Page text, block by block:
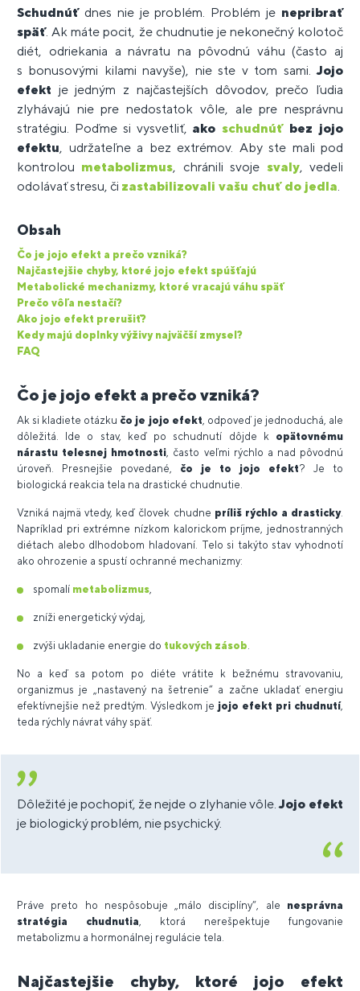
Schudnúťdnes nie je problém. Problém je nepribrať
späť. Ak máte pocit, že chudnutie je nekonečný kolotoč
diét, odriekania a návratu na pôvodnú váhu (často aj
s bonusovými kilami navyše), nie ste v tom sami.Jojo
efekt je jedným z najčastejších dôvodov, prečo ľudia
zlyhávajú nie pre nedostatok vôle, ale pre nesprávnu
stratégiu. Poďme si vysvetliť, akoschudnúťbez jojo
efektu, udržateľne a bez extrémov. Aby ste mali pod
kontrolou metabolizmus, chránili svoje svaly, vedeli
odolávať stresu, či zastabilizovali vašu chuť do jedla
Obsah
Čo je jojo efekt a prečo vzniká?
Najčastejšie chyby, ktoré jojo efekt spúšťajú
Metabolické mechanizmy, ktoré vracajú váhu späť
Prečo vôľa nestačí?
Ako jojo efekt prerušiť?
Kedy majú doplnky výživy najväčší zmysel?
FAQ
Čo je jojo efekt a prečo vzniká?
Ak si kladiete otázku čo je jojo efekt , odpoveď je jednoduchá, ale
dôležitá. Ide o stav, keď po schudnutí dôjde k opätovnému
nárastu telesnej hmotnosti , často veľmi rýchlo a nad pôvodnú
úroveň. Presnejšie povedané, čo je to jojo efekt? Je to
biologická reakcia tela na drastické chudnutie.
Vzniká najmä vtedy, keď človek chudne príliš rýchlo a drasticky.
Napríklad pri extrémne nízkom kalorickom príjme, jednostranných
diétach alebo dlhodobom hladovaní. Telo si takýto stav vyhodnotí
ako ohrozenie a spustí ochranné mechanizmy:
spomalí metabolizmus
zníži energetický výdaj,
zvýši ukladanie energie do tukových zásob
No a keď sa potom po diéte vrátite k bežnému stravovaniu,
organizmus je „nastavený na šetrenie“ a začne ukladať energiu
efektívnejšie než predtým. Výsledkom je jojo efekt pri chudnutí,
teda rýchly návrat váhy späť.
Dôležité je pochopiť, že nejde o zlyhanie vôle.Jojo efekt
je biologický problém, nie psychický.
Práve preto ho nespôsobuje „málo disciplíny“, ale nesprávna
stratégia chudnutia , ktorá nerešpektuje fungovanie
metabolizmu a hormonálnej regulácie tela.
Najčastejšie chyby, ktoré jojo efekt